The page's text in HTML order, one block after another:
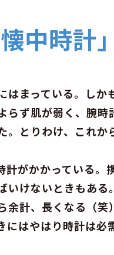
中時計」
はまっている。し
らず肌が弱く、腕
。とりわけ、これか
計がかかっている
いけないときもあ
余計、長くなる（
はやはり時計は必